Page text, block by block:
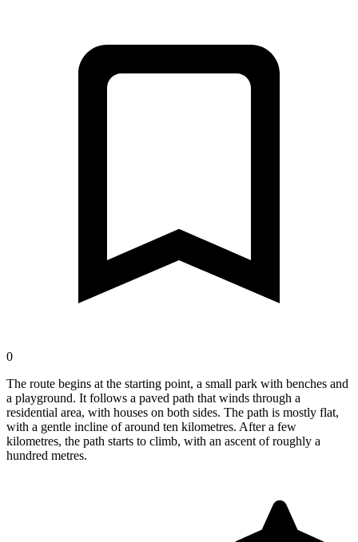
0
The route begins at the starting point, a small park with benches and
a playground. It follows a paved path that winds through a
residential area, with houses on both sides. The path is mostly flat,
with a gentle incline of around ten kilometres. After a few
kilometres, the path starts to climb, with an ascent of roughly a
hundred metres.